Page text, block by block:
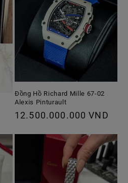
Đồng Hồ Richard Mille 67-02
Alexis Pinturault
Giá
12.500.000.000 VND